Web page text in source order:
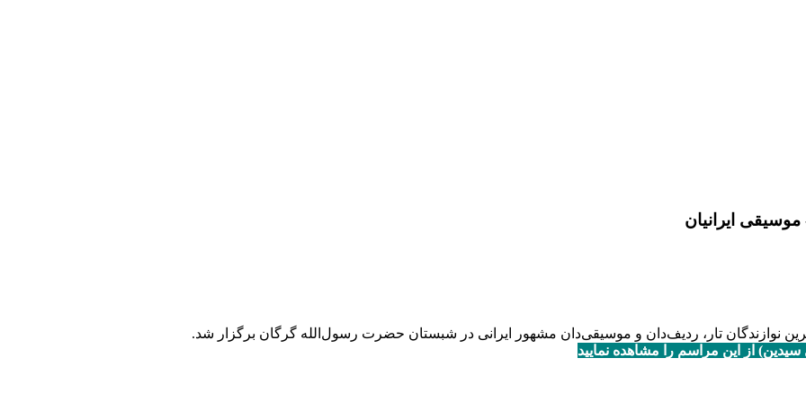
ایرانیان
نوازندگان تار، ردیف‌دان و موسیقی‌دان مشهور ایرانی در شبستان حضرت رسول‌الله گرگان برگزار شد.
از این مراسم را مشاهده نمایید